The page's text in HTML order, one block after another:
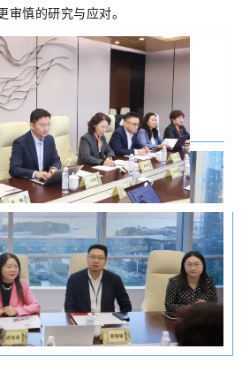
审慎的研究与应对。